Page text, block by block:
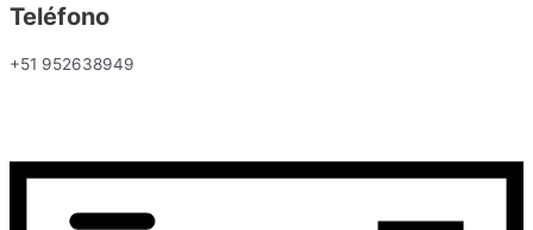
Teléfono
+51 952638949